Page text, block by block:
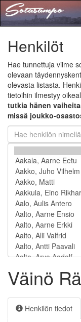
Henkilöt
Hae tunnettuja viime
olevaan
olevasta listasta.
tietoihin ilmestyy
tutkia hänen
missä joukko-
Väinö
Henkilön tiedot